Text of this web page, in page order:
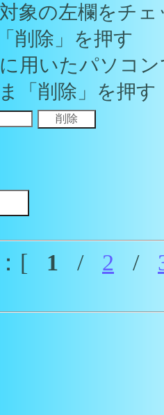
象の左欄をチ
削除」を押す
用いたパソコ
「削除」を押
[ 1 / 2 /